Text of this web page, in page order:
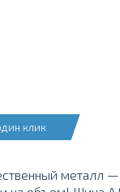
клик
металл